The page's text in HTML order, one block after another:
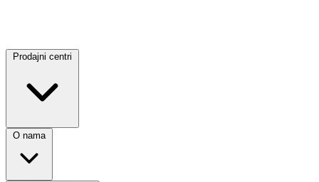
Prodajni centri
O nama